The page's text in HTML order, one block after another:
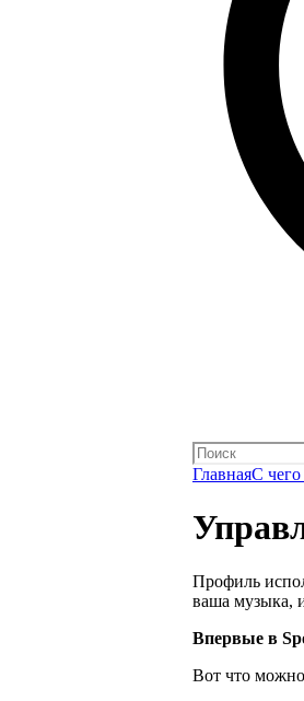
ГлавнаяС чего
Профиль
ваша музыка,
Впервые в
Вот что